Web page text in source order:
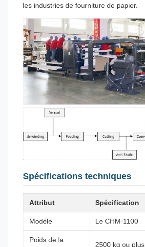
les industries de fourniture de papier.
Spécifications techniques
Attribut Spécification
Modèle Le CHM-1100
Poids de la
2500 kg ou plus